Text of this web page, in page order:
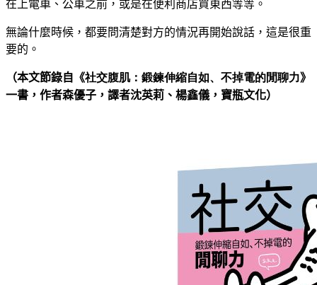
在上電車、公車之前，或是在便利商店買東西等等。
無論什麼時候，都要問清楚對方的情況再開始說話，這是很重
要的。
（本文節錄自 《社交腹肌：鍛鍊伸縮自如、不掉電的閒聊力》
一書， 作者森優子，譯者沈英莉、楊鑫儀，寶瓶文化）